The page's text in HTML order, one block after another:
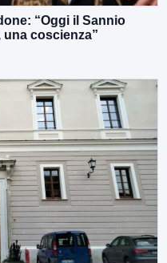
“Oggi il Sannio
una coscienza”